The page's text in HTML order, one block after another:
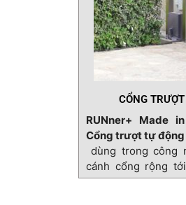
CỔNG
RUNner+ Made
Cổng trượt tự động
dùng trong công
cánh cổng rộng
800kg. Sản phẩm